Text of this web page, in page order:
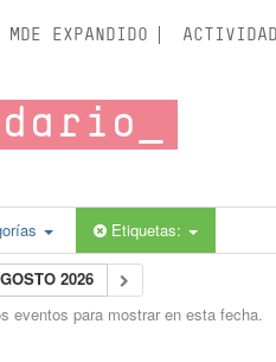
MDE EXPANDIDO
Etiquetas:
2026
eventos para mostrar en esta fecha.